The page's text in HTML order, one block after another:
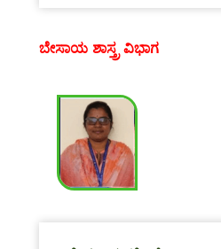
ಬೇಸಾಯ ಶಾಸ್ತ್ರ ವಿಭಾಗ